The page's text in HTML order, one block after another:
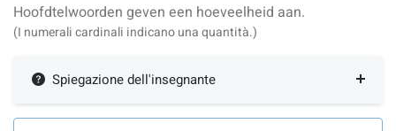
Hoofdtelwoorden geven een hoeveelheid aan.
(I numerali cardinali indicano una quantità.)
Spiegazione dell'insegnante